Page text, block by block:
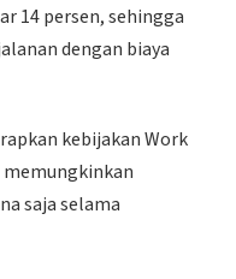
14 persen, sehingga
dengan biaya
kebijakan Work
saja selama